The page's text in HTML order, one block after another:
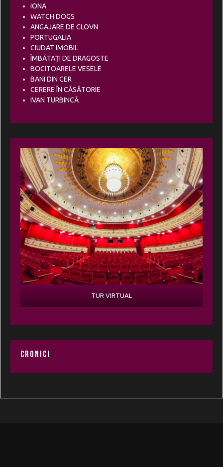
IONA
WATCH DOGS
ANGAJARE DE CLOVN
PORTUGALIA
CIUDAT IMOBIL
ÎMBĂTAȚI DE DRAGOSTE
BOCITOARELE VESELE
BANI DIN CER
CERERE ÎN CĂSĂTORIE
IVAN TURBINCĂ
TUR VIRTUAL
CRONICI